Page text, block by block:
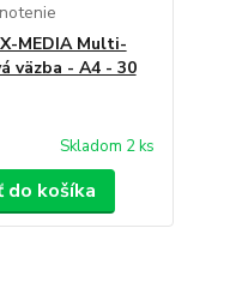
MEDIA Multi-
väzba - A4 - 30
Skladom 2 ks
do košíka